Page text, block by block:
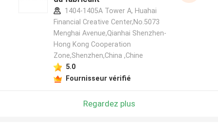
1404-1405A Tower A, Huahai
Financial Creative Center,No.5073
Menghai Avenue,Qianhai Shenzhen-
Hong Kong Cooperation
Zone,Shenzhen,China ,Chine
5.0
Fournisseur vérifié
Regardez plus